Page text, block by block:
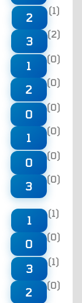
2
(1)
3
(2)
1
(0)
2
(0)
0
(0)
1
(0)
0
(0)
3
(0)
1
(1)
0
(0)
3
(1)
2
(0)